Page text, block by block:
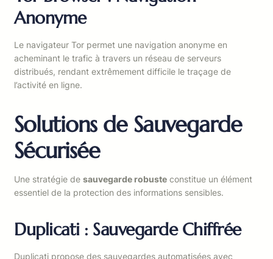
Anonyme
Le navigateur Tor permet une navigation anonyme en
acheminant le trafic à travers un réseau de serveurs
distribués, rendant extrêmement difficile le traçage de
l’activité en ligne.
Solutions de Sauvegarde
Sécurisée
Une stratégie de sauvegarde robuste constitue un élément
essentiel de la protection des informations sensibles.
Duplicati : Sauvegarde Chiffrée
Duplicati propose des sauvegardes automatisées avec